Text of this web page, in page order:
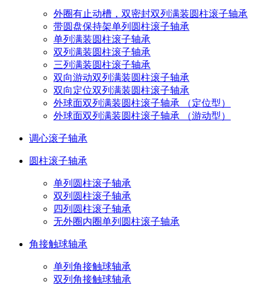
外圈有止动槽，双密封双列满装圆柱滚子轴承
带圆盘保持架单列圆柱滚子轴承
单列满装圆柱滚子轴承
双列满装圆柱滚子轴承
三列满装圆柱滚子轴承
双向游动双列满装圆柱滚子轴承
双向定位双列满装圆柱滚子轴承
外球面双列满装圆柱滚子轴承 （定位型）
外球面双列满装圆柱滚子轴承 （游动型）
调心滚子轴承
圆柱滚子轴承
单列圆柱滚子轴承
双列圆柱滚子轴承
四列圆柱滚子轴承
无外圈内圈单列圆柱滚子轴承
角接触球轴承
单列角接触球轴承
双列角接触球轴承